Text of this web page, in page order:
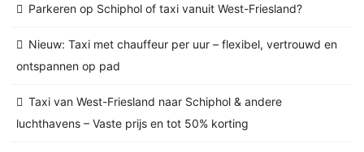
Parkeren op Schiphol of taxi vanuit West-Friesland?
Nieuw: Taxi met chauffeur per uur – flexibel, vertrouwd en
ontspannen op pad
Taxi van West-Friesland naar Schiphol & andere
luchthavens – Vaste prijs en tot 50% korting